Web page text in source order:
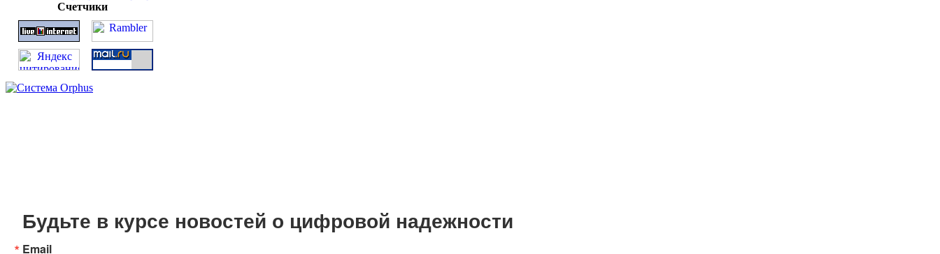
Счетчики
Будьте в курсе новостей о цифровой надежности
Email